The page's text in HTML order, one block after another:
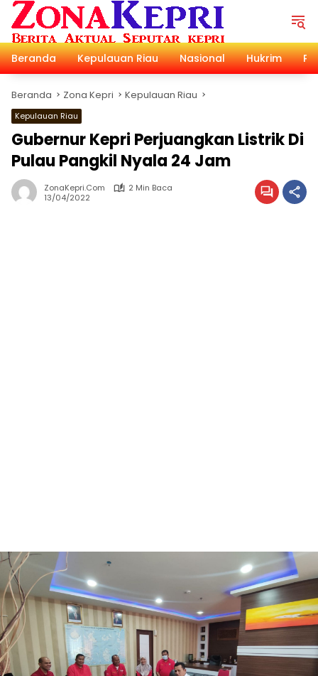
Langsung
konten
Beranda
Kepulauan Riau Nasional Hukrim
Beranda Zona Kepri Kepulauan Riau
Kepulauan Riau
Gubernur Kepri Perjuangkan Listrik Di
Pulau Pangkil Nyala 24 Jam
ZonaKepri.com
2 Min Baca
13/04/2022